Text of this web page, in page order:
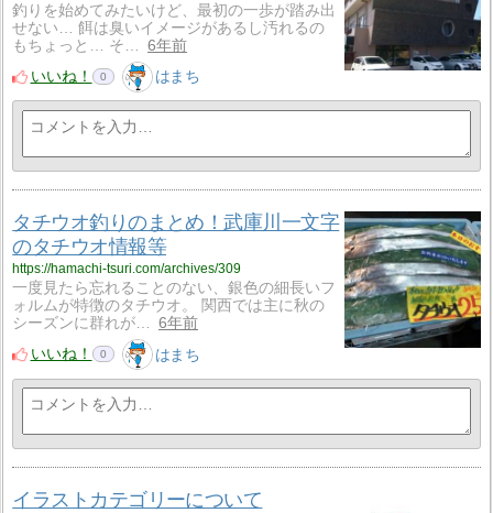
釣りを始めてみたいけど、最初の一歩が踏み出
せない… 餌は臭いイメージがあるし汚れるの
もちょっと… そ…
6年前
いいね！
0 はまち
タチウオ釣りのまとめ！武庫川一文字
のタチウオ情報等
https://hamachi-tsuri.com/archives/309
一度見たら忘れることのない、銀色の細長いフ
ォルムが特徴のタチウオ。 関西では主に秋の
シーズンに群れが…
6年前
いいね！
0 はまち
イラストカテゴリーについて